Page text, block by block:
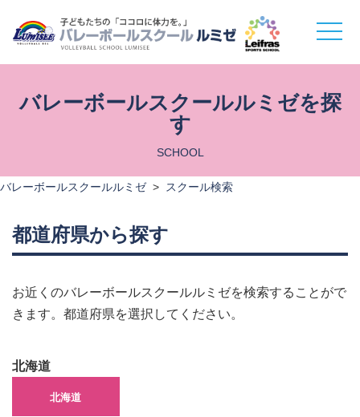
toggle
バレーボールスクールルミゼを探
す
SCHOOL
バレーボールスクールルミゼ > スクール検索
都道府県から探す
お近くのバレーボールスクールルミゼを検索することがで
きます。都道府県を選択してください。
北海道
北海道